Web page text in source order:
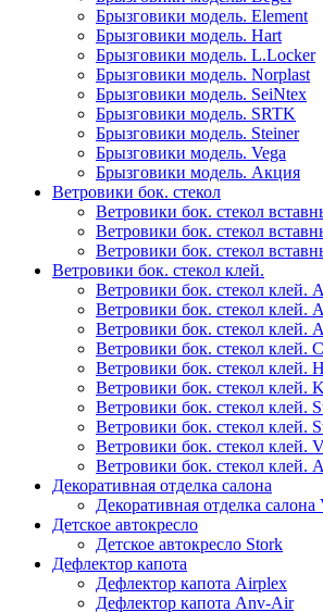
Брызговики модель. Element
Брызговики модель. Hart
Брызговики модель. L.Locker
Брызговики модель. Norplast
Брызговики модель. SeiNtex
Брызговики модель. SRTK
Брызговики модель. Steiner
Брызговики модель. Vega
Брызговики модель. Акция
Ветровики бок. стекол
Ветровики бок. стекол
Ветровики бок. стекол
Ветровики бок. стекол
Ветровики бок. стекол клей.
Ветровики бок. стекол клей.
Ветровики бок. стекол клей.
Ветровики бок. стекол клей.
Ветровики бок. стекол клей.
Ветровики бок. стекол клей.
Ветровики бок. стекол клей.
Ветровики бок. стекол клей.
Ветровики бок. стекол клей.
Ветровики бок. стекол клей.
Ветровики бок. стекол клей.
Декоративная отделка салона
Декоративная отделка
Детское автокресло
Детское автокресло Stork
Дефлектор капота
Дефлектор капота Airplex
Дефлектор капота Anv-Air